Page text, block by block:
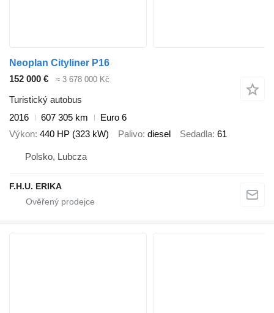
Neoplan Cityliner P16
152 000 €
≈ 3 678 000 Kč
Turistický autobus
2016
607 305 km
Euro 6
Výkon 440 HP (323 kW) Palivo diesel Sedadla 61
Polsko, Lubcza
F.H.U. ERIKA